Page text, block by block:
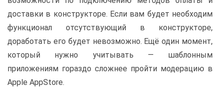
доставки в конструкторе. Если вам будет необходим
функционал отсутствующий в конструкторе,
доработать его будет невозможно. Ещё один момент,
который нужно учитывать — шаблонным
приложениям гораздо сложнее пройти модерацию в
Apple AppStore.